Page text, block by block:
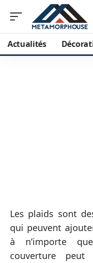
Actualités
Les plaids sont
qui peuvent
à n’importe
couverture peut